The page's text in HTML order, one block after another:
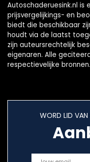
Autoschaderuesink.nl is
prijsvergelijkings- en
biedt die beschikbaar
houdt via de laatst
zijn auteursrechtelijk
eigenaren. Alle
respectievelijke bronnen.
WORD LID VAN